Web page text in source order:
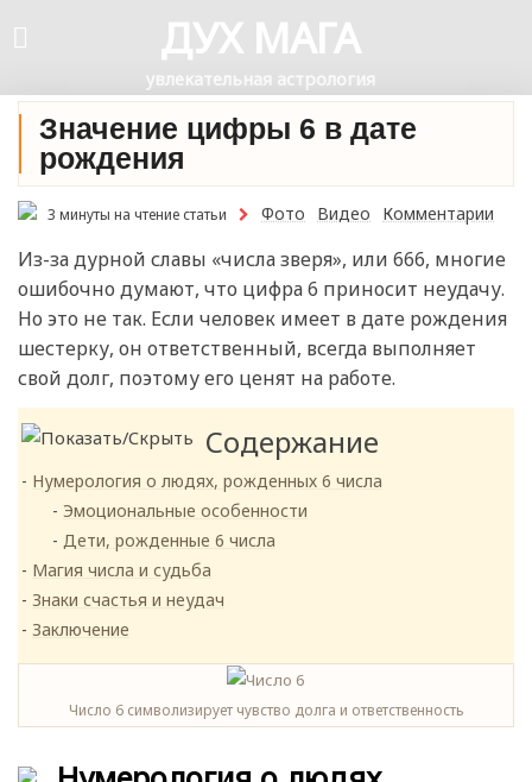
ДУХ МАГА
увлекательная астрология
Значение цифры 6 в дате
рождения
3 минуты на чтение статьи Фото Видео Комментарии
Из-за дурной славы «числа зверя», или 666, многие
ошибочно думают, что цифра 6 приносит неудачу.
Но это не так. Если человек имеет в дате рождения
шестерку, он ответственный, всегда выполняет
свой долг, поэтому его ценят на работе.
Содержание
Нумерология о людях, рожденных 6 числа
Эмоциональные особенности
Дети, рожденные 6 числа
Магия числа и судьба
Знаки счастья и неудач
Заключение
Число 6 символизирует чувство долга и ответственность